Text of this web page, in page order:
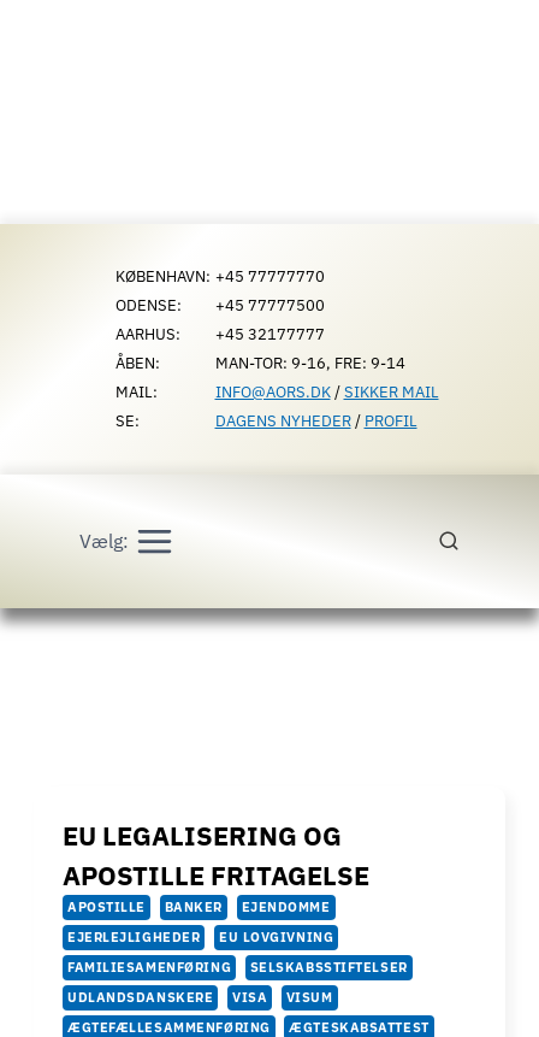
KØBENHAVN: +45 77777770
ODENSE:
+45 77777500
AARHUS:
+45 32177777
ÅBEN:
MAN-TOR: 9-16, FRE: 9-14
MAIL:
INFO@AORS.DK/SIKKER MAIL
SE:
DAGENS NYHEDER/ PROFIL
Vælg:
EU LEGALISERING OG
APOSTILLE FRITAGELSE
APOSTILLE BANKER
EJENDOMME
EJERLEJLIGHEDER
EU LOVGIVNING
FAMILIESAMENFØRING
SELSKABSSTIFTELSER
UDLANDSDANSKERE
VISA
VISUM
ÆGTEFÆLLESAMMENFØRING
ÆGTESKABSATTEST